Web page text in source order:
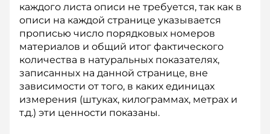
каждого листа описи не требуется, так как в
описи на каждой странице указывается
прописью число порядковых номеров
материалов и общий итог фактического
количества в натуральных показателях,
записанных на данной странице, вне
зависимости от того, в каких единицах
измерения (штуках, килограммах, метрах и
т.д.) эти ценности показаны.